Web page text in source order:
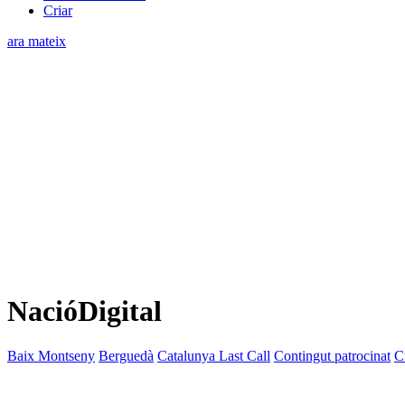
Criar
ara mateix
NacióDigital
Baix Montseny Berguedà Catalunya Last Call Contingut patrocinat